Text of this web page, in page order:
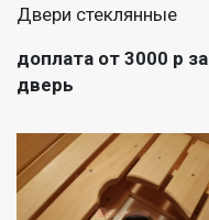
Двери стеклянные
доплата от 3000 р за
дверь